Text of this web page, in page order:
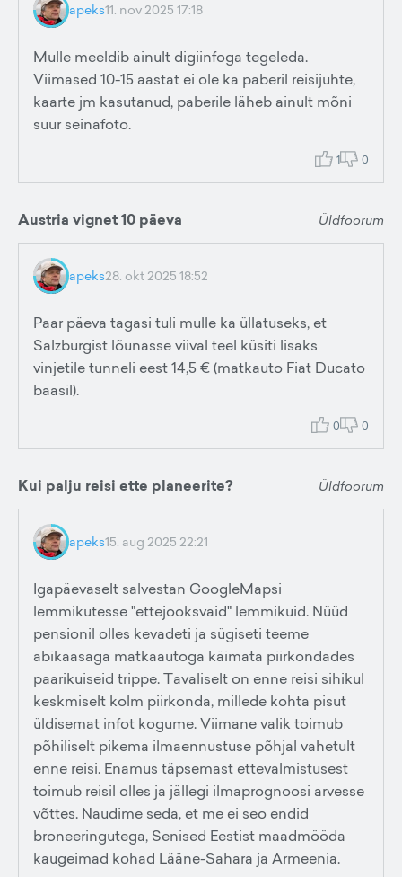
apeks11. nov 2025 17:18
Mulle meeldib ainult digiinfoga tegeleda.
Viimased 10-15 aastat ei ole ka paberil reisijuhte,
kaarte jm kasutanud, paberile läheb ainult mõni
suur seinafoto.
1 0
Austria vignet 10 päeva Üldfoorum
apeks28. okt 2025 18:52
Paar päeva tagasi tuli mulle ka üllatuseks, et
Salzburgist lõunasse viival teel küsiti lisaks
vinjetile tunneli eest 14,5 € (matkauto Fiat Ducato
baasil).
0 0
Kui palju reisi ette planeerite? Üldfoorum
apeks15. aug 2025 22:21
Igapäevaselt salvestan GoogleMapsi
lemmikutesse "ettejooksvaid" lemmikuid. Nüüd
pensionil olles kevadeti ja sügiseti teeme
abikaasaga matkaautoga käimata piirkondades
paarikuiseid trippe. Tavaliselt on enne reisi sihikul
keskmiselt kolm piirkonda, millede kohta pisut
üldisemat infot kogume. Viimane valik toimub
põhiliselt pikema ilmaennustuse põhjal vahetult
enne reisi. Enamus täpsemast ettevalmistusest
toimub reisil olles ja jällegi ilmaprognoosi arvesse
võttes. Naudime seda, et me ei seo endid
broneeringutega, Senised Eestist maadmööda
kaugeimad kohad Lääne-Sahara ja Armeenia.